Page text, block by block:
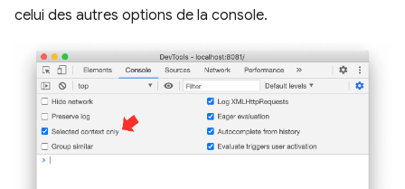
celui des autres options de la console.